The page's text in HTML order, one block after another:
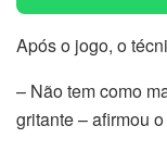
Após o jogo, o
– Não tem como
gritante – afirmou